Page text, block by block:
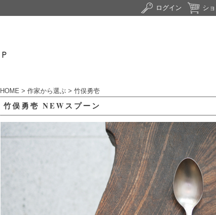
ログイン シ
HOME > 作家から選ぶ > 竹俣勇壱
竹俣勇壱 NEWスプーン